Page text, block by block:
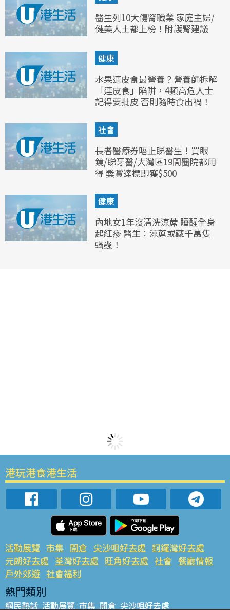
醫生列10大傷腎職業 家庭主婦/
健美人士都上榜！附護腎建議
健康
水果連皮食最營養？營養師拆解
「連皮食」陷阱，4類高危人士
記得要批皮 否則隨時食出禍！
社會
長者醫療券唔止睇醫生！買眼
鏡/睇牙醫/大灣區19間醫院都用
得 獎賞達標即獲$500
健康
內地女1年沒清洗涼蓆 睡醒全身
起紅疹 醫生︰涼蓆或藏千萬隻
蟎蟲！
港玩港食港生活
活動展覽 市集 開倉 尖沙咀好去處 銅鑼灣好去處
元朗好去處 荃灣好去處 旺角好去處 社會 餐廳情報
戶外郊遊 社會福利
熱門類別
網民熱話 活動展覽 市集 開倉 尖沙咀好去處